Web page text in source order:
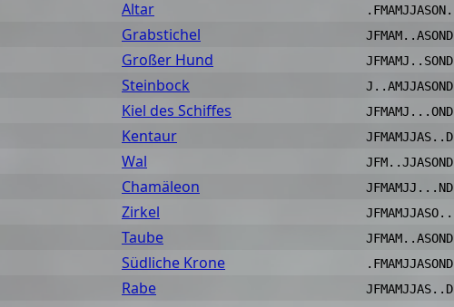
Altar .FMAMJJASON.
Grabstichel JFMAM..ASOND
Großer Hund JFMAMJ..SOND
Steinbock J..AMJJASOND
Kiel des Schiffes JFMAMJ...OND
Kentaur JFMAMJJAS..D
Wal JFM..JJASOND
Chamäleon JFMAMJJ...ND
Zirkel JFMAMJJASO..
Taube JFMAM..ASOND
Südliche Krone .FMAMJJASOND
Rabe JFMAMJJAS..D